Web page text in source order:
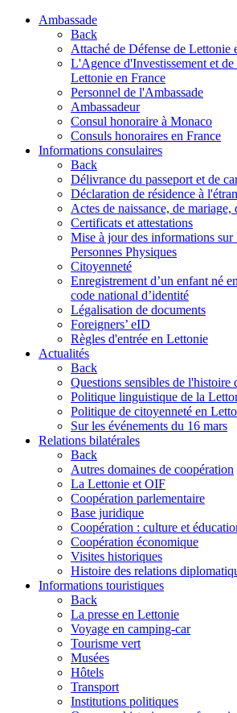
Ambassade
Back
Attaché de Défense de Lettonie
L'Agence d'Investissement et
Lettonie en France
Personnel de l'Ambassade
Ambassadeur
Consul honoraire à Monaco
Consuls honoraires en France
Informations consulaires
Back
Délivrance du passeport et de
Déclaration de résidence à
Actes de naissance, de mariage,
Certificats et attestations
Mise à jour des informations sur
Personnes Physiques
Citoyenneté
Enregistrement d’un enfant né
code national d’identité
Légalisation de documents
Foreigners’ eID
Règles d'entrée en Lettonie
Actualités
Back
Questions sensibles de l'histoire
Politique linguistique de la
Politique de citoyenneté en
Sur les événements du 16 mars
Relations bilatérales
Back
Autres domaines de coopération
La Lettonie et OIF
Coopération parlementaire
Base juridique
Coopération : culture et
Coopération économique
Visites historiques
Histoire des relations
Informations touristiques
Back
La presse en Lettonie
Voyage en camping-car
Tourisme vert
Musées
Hôtels
Transport
Institutions politiques